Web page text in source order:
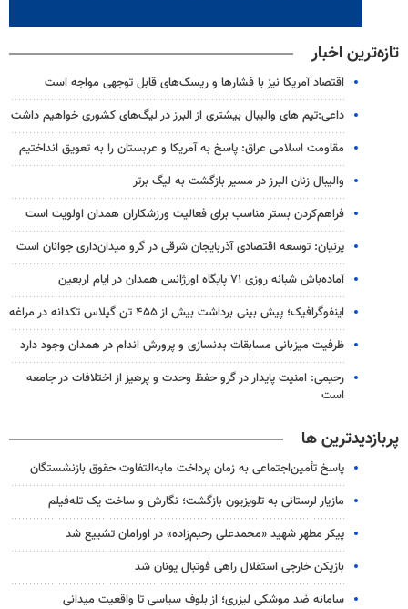
تازه‌ترین اخبار
اقتصاد آمریکا نیز با فشارها و ریسک‌های قابل توجهی مواجه است
داعی:تیم های والیبال بیشتری از البرز در لیگ‌های کشوری خواهیم داشت
مقاومت اسلامی عراق: پاسخ به آمریکا و عربستان را به تعویق انداختیم
والیبال زنان البرز در مسیر بازگشت به لیگ برتر
فراهم‌کردن بستر مناسب برای فعالیت ورزشکاران همدان اولویت است
پرنیان: توسعه اقتصادی آذربایجان شرقی در گرو میدان‌داری جوانان است
آماده‌باش شبانه روزی ۷۱ پایگاه اورژانس همدان در ایام اربعین
اینفوگرافیک؛ پیش بینی برداشت بیش از ۴۵۵ تن گیلاس تکدانه در مراغه
ظرفیت میزبانی مسابقات بدنسازی و پرورش اندام در همدان وجود دارد
رحیمی: امنیت پایدار در گرو حفظ وحدت و پرهیز از اختلافات در جامعه
است
پربازدیدترین ها
پاسخ تأمین‌اجتماعی به زمان پرداخت مابه‌التفاوت حقوق بازنشستگان
مازیار لرستانی به تلویزیون بازگشت؛ نگارش و ساخت یک تله‌فیلم
پیکر مطهر شهید «محمدعلی رحیم‌زاده» در اورامان تشییع شد
بازیکن خارجی استقلال راهی فوتبال یونان شد
سامانه ضد موشکی لیزری؛ از بلوف سیاسی تا واقعیت میدانی